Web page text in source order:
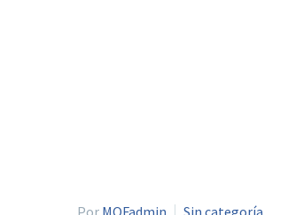
Por MOFadmin Sin categoría